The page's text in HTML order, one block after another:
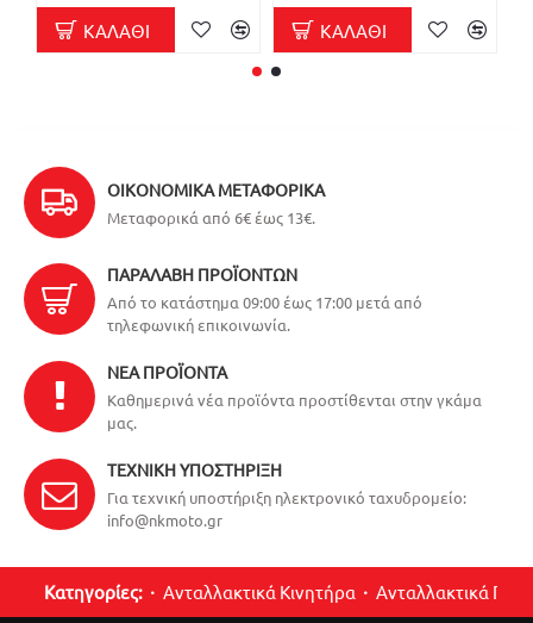
ΚΑΛΆΘΙ ΚΑΛΆΘΙ
ΟΙΚΟΝΟΜΙΚΆ ΜΕΤΑΦΟΡΙΚΆ
Μεταφορικά από 6€ έως 13€.
ΠΑΡΑΛΑΒΉ ΠΡΟΪΌΝΤΩΝ
Από το κατάστημα 09:00 έως 17:00 μετά από
τηλεφωνική επικοινωνία.
ΝΈΑ ΠΡΟΪΌΝΤΑ
Καθημερινά νέα προϊόντα προστίθενται στην γκάμα
μας.
ΤΕΧΝΙΚΉ ΥΠΟΣΤΉΡΙΞΗ
Για τεχνική υποστήριξη ηλεκτρονικό ταχυδρομείο:
info@nkmoto.gr
Κατηγορίες: Ανταλλακτικά Κινητήρα Ανταλλακτικά